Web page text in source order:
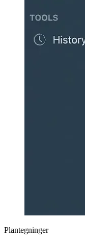
Plantegninger